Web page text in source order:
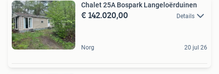
Chalet 25A Bospark Langeloërduinen
€ 142.020,00 Details
Norg 20 jul 26